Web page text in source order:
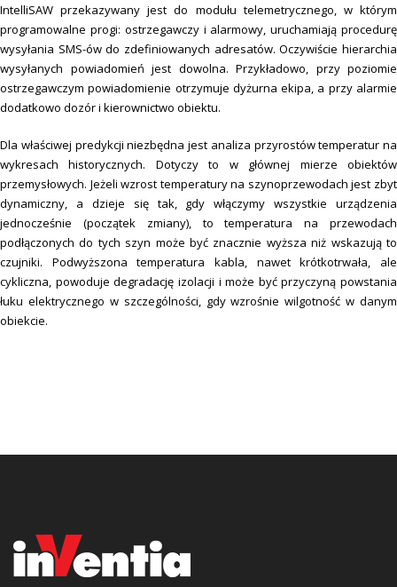
IntelliSAW przekazywany jest do modułu telemetrycznego, w którym
programowalne progi: ostrzegawczy i alarmowy, uruchamiają procedurę
wysyłania SMS-ów do zdefiniowanych adresatów. Oczywiście hierarchia
wysyłanych powiadomień jest dowolna. Przykładowo, przy poziomie
ostrzegawczym powiadomienie otrzymuje dyżurna ekipa, a przy alarmie
dodatkowo dozór i kierownictwo obiektu.
Dla właściwej predykcji niezbędna jest analiza przyrostów temperatur na
wykresach historycznych. Dotyczy to w głównej mierze obiektów
przemysłowych. Jeżeli wzrost temperatury na szynoprzewodach jest zbyt
dynamiczny, a dzieje się tak, gdy włączymy wszystkie urządzenia
jednocześnie (początek zmiany), to temperatura na przewodach
podłączonych do tych szyn może być znacznie wyższa niż wskazują to
czujniki. Podwyższona temperatura kabla, nawet krótkotrwała, ale
cykliczna, powoduje degradację izolacji i może być przyczyną powstania
łuku elektrycznego w szczególności, gdy wzrośnie wilgotność w danym
obiekcie.